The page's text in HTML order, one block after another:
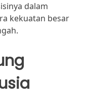
dalam
kekuatan besar